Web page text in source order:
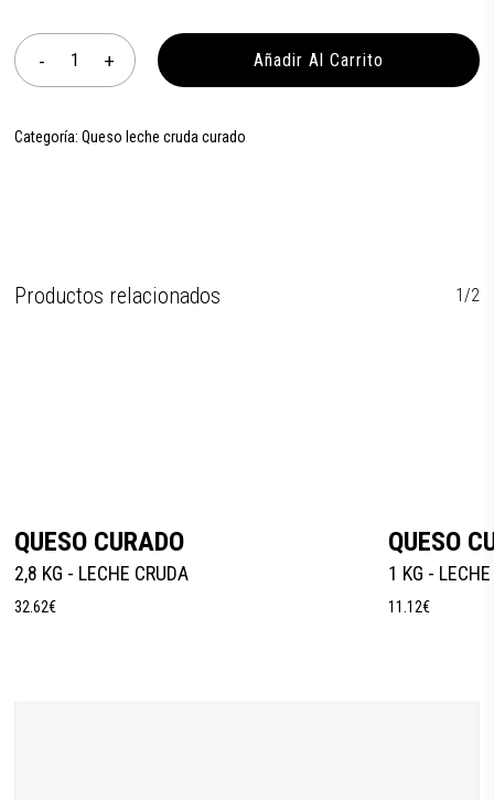
Añadir Al Carrito
Categoría:Queso leche cruda curado
Productos relacionados 1/2
QUESO CURADO
2,8 KG - LECHE CRUDA
32.62€
QUESO
1 KG -
11.12€